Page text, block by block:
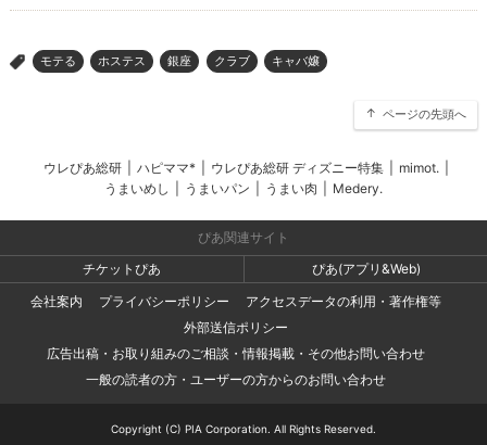
> モテる ホステス 銀座 クラブ キャバ嬢
ページの先頭へ
ウレぴあ総研 ハピママ* ウレぴあ総研 ディズニー特集 mimot.
うまいめし
うまいパン うまい肉 Medery.
ぴあ関連サイト
チケットぴあ
ぴあ(アプリ&Web)
会社案内
プライバシーポリシー
アクセスデータの利用・著作権等
外部送信ポリシー
広告出稿・お取り組みのご相談・情報掲載・その他お問い合わせ
一般の読者の方・ユーザーの方からのお問い合わせ
Copyright (C) PIA Corporation. All Rights Reserved.